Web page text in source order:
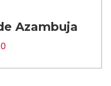
Azambuja